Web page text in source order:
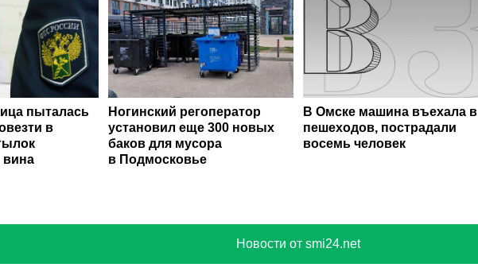
пыталась
в
вина
Ногинский регоператор
установил еще 300 новых
баков для мусора
в Подмосковье
В Омске машина въехала в
пешеходов, пострадали
восемь человек
Новости от smi24.net